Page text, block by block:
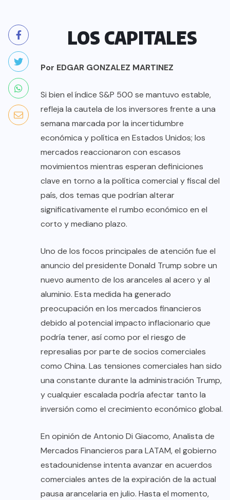
LOS CAPITALES
Por EDGAR GONZALEZ MARTINEZ
Si bien el índice S&P 500 se mantuvo estable,
refleja la cautela de los inversores frente a una
semana marcada por la incertidumbre
económica y política en Estados Unidos; los
mercados reaccionaron con escasos
movimientos mientras esperan definiciones
clave en torno a la política comercial y fiscal del
país, dos temas que podrían alterar
significativamente el rumbo económico en el
corto y mediano plazo.
Uno de los focos principales de atención fue el
anuncio del presidente Donald Trump sobre un
nuevo aumento de los aranceles al acero y al
aluminio. Esta medida ha generado
preocupación en los mercados financieros
debido al potencial impacto inflacionario que
podría tener, así como por el riesgo de
represalias por parte de socios comerciales
como China. Las tensiones comerciales han sido
una constante durante la administración Trump,
y cualquier escalada podría afectar tanto la
inversión como el crecimiento económico global.
En opinión de Antonio Di Giacomo, Analista de
Mercados Financieros para LATAM, el gobierno
estadounidense intenta avanzar en acuerdos
comerciales antes de la expiración de la actual
pausa arancelaria en julio. Hasta el momento,